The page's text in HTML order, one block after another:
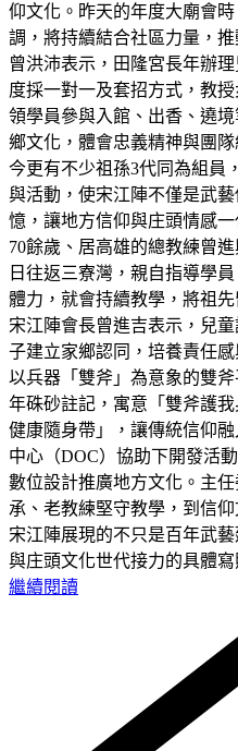
仰文化。昨天的年度大廟會
調，將持續結合社區力量，
曾洪沛表示，田隆宮長年辦
度採一對一及套招方式，教
領學員參與入館、出香、遶
鄉文化，體會忠義精神與團
今更有不少祖孫3代同為組員
與活動，使宋江陣不僅是武
憶，讓地方信仰與庄頭情感
70餘歲、居高雄的總教練曾
日往返三寮灣，親自指導學
體力，就會持續教學，將祖
宋江陣會長曾進吉表示，兒
子建立家鄉認同，培養責任
以兵器「雙斧」為意象的雙
年硃砂註記，寓意「雙斧護
健康隨身帶」，讓傳統信仰
中心（DOC）協助下開發活
數位設計推廣地方文化。主
承、老教練堅守教學，到信
宋江陣展現的不只是百年武
與庄頭文化世代接力的具體寫
繼續閱讀